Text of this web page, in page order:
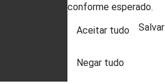
conforme esperado.
Aceitar tudo
Negar tudo
Salvar